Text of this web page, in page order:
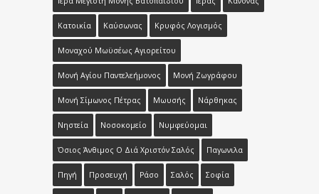
Κατοικία Καύσωνας Κρυφός Λογισμός
Μοναχού Μωϋσέως Αγιορείτου
Μονή Αγίου Παντελεήμονος Μονή Ζωγράφου
Μονή Σίμωνος Πέτρας Μωυσής Νάρθηκας
Νηστεία Νοσοκομείο Νυμφεύομαι
Όσιος Άνθιμος Ο Διά Χριστόν Σαλός Παγωνιλα
Πηγή Προσευχή Ράσο Σαλός Σοφία